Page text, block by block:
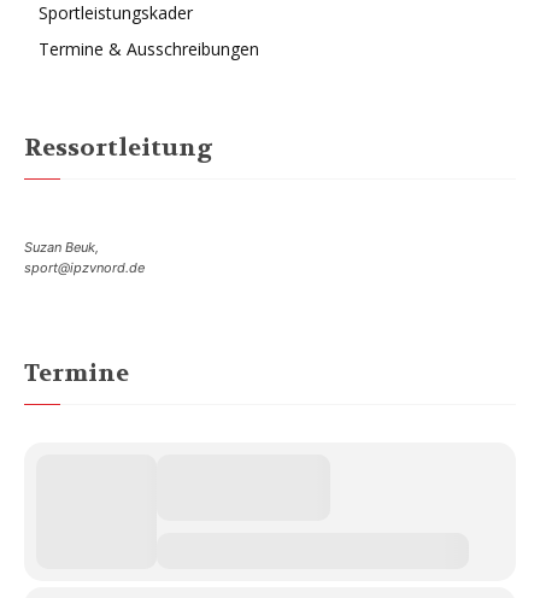
Sportleistungskader
Termine & Ausschreibungen
Ressortleitung
Suzan Beuk,
sport@ipzvnord.de
Termine